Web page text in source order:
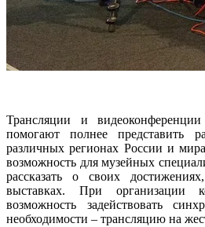
Трансляции и
помогают полнее представить
различных регионах России и
возможность для музейных
рассказать о своих
выставках. При организации
возможность задействовать
необходимости – трансляцию на